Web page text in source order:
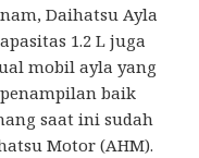
Daihatsu Ayla
1.2 L juga
mobil ayla yang
baik
saat ini sudah
Motor (AHM).